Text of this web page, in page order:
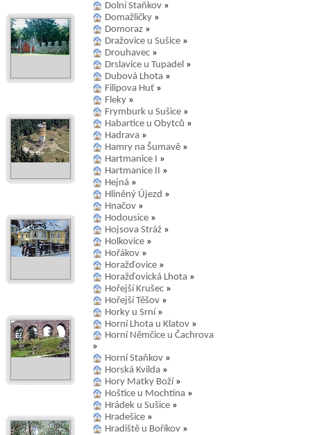
Dolní Staňkov »
Domažličky »
Domoraz »
Dražovice u Sušice »
Drouhavec »
Drslavice u Tupadel »
Dubová Lhota »
Filipova Huť »
Fleky »
Frymburk u Sušice »
Habartice u Obytců »
Hadrava »
Hamry na Šumavě »
Hartmanice I »
Hartmanice II »
Hejná »
Hliněný Újezd »
Hnačov »
Hodousice »
Hojsova Stráž »
Holkovice »
Hořákov »
Horažďovice »
Horažďovická Lhota »
Hořejší Krušec »
Hořejší Těšov »
Horky u Srní »
Horní Lhota u Klatov »
Horní Němčice u Čachrova
»
Horní Staňkov »
Horská Kvilda »
Hory Matky Boží »
Hoštice u Mochtína »
Hrádek u Sušice »
Hradešice »
Hradiště u Boříkov »